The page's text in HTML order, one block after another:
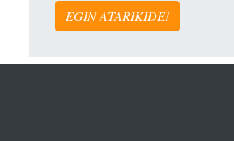
EGIN ATARIKIDE!